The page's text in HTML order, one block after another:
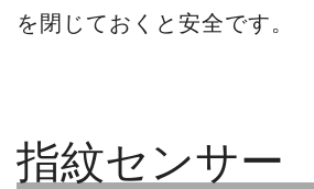
を閉じておくと安全です。
指紋センサー